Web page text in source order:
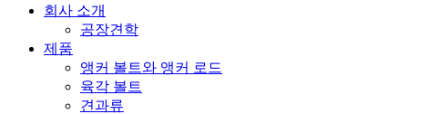
회사 소개
공장견학
제품
앵커 볼트와 앵커 로드
육각 볼트
견과류